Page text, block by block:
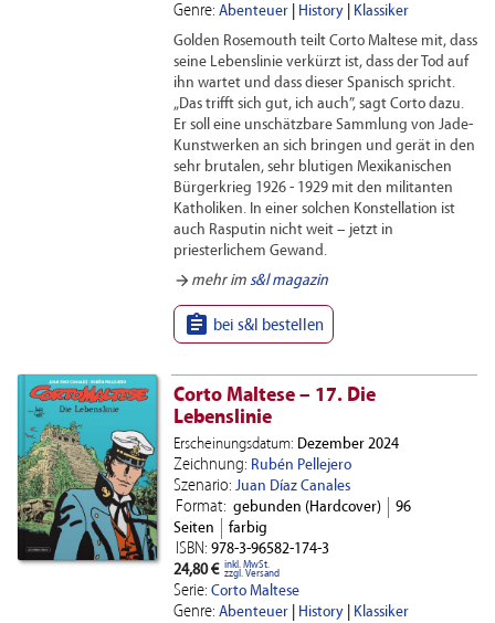
Genre: Abenteuer| History| Klassiker
Golden Rosemouth teilt Corto Maltese mit, dass
seine Lebenslinie verkürzt ist, dass der Tod auf
ihn wartet und dass dieser Spanisch spricht.
„Das trifft sich gut, ich auch”, sagt Corto dazu.
Er soll eine unschätzbare Sammlung von Jade-
Kunstwerken an sich bringen und gerät in den
sehr brutalen, sehr blutigen Mexikanischen
Bürgerkrieg 1926 - 1929 mit den militanten
Katholiken. In einer solchen Konstellation ist
auch Rasputin nicht weit – jetzt in
priesterlichem Gewand.
arrow_forward mehr im s&l magazin
 bei s&l bestellen
Corto Maltese – 17. Die
Lebenslinie
Erscheinungsdatum: Dezember 2024
Zeichnung: Rubén Pellejero
Szenario: Juan Díaz Canales
Format: gebunden (Hardcover)
96
Seiten
farbig
ISBN: 978-3-96582-174-3
24,80 € inkl. MwSt.
zzgl. Versand
Serie: Corto Maltese
Genre: Abenteuer| History| Klassiker